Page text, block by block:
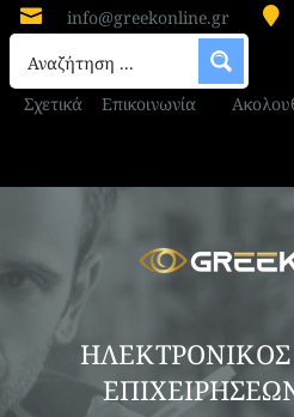
 info@greekonline.gr 
Σχετικά Επικοινωνία